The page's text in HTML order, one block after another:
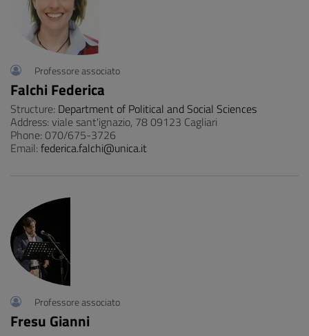
Professore associato
Falchi Federica
Structure: Department of Political and Social Sciences
Address: viale sant'ignazio, 78 09123 Cagliari
Phone: 070/675-3726
Email: federica.falchi@unica.it
Professore associato
Fresu Gianni